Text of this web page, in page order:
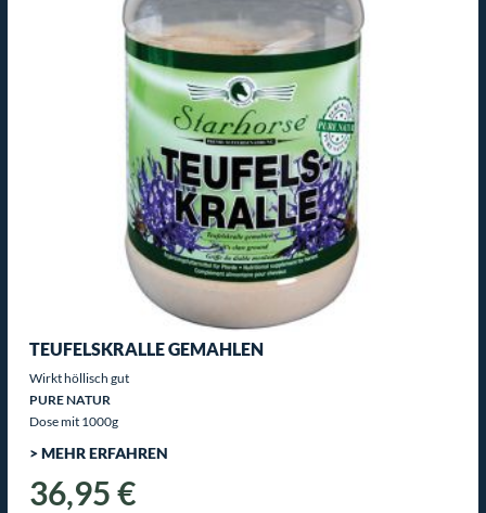
TEUFELSKRALLE GEMAHLEN
Wirkt höllisch gut
PURE NATUR
Dose mit 1000g
> MEHR ERFAHREN
36,95 €